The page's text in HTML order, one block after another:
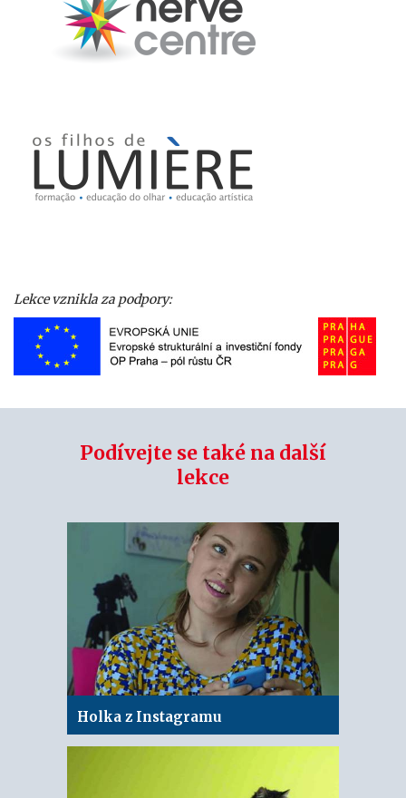
Lekce vznikla za podpory:
Podívejte se také na další
lekce
Holka z Instagramu